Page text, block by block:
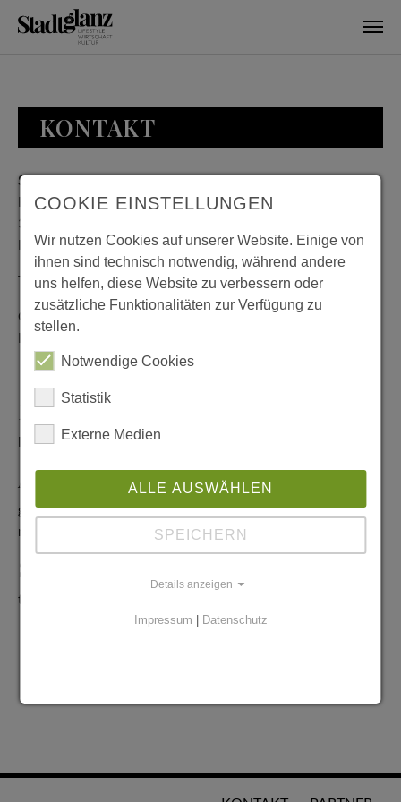
KONTAKT
Stadtglanz / mediaworld GmbH
Bankplatz 8
38100 Braunschweig
Deutschland
Telefon: 0531 482010-20
Geschäftszeiten: Montag bis Donnerstag 08:00 bis 18:00;
Freitag 08:00 bis 15:00
Redaktionelle Anfragen
info@stadtglanz.de
Anzeigen-Service
graen@mediaworldgmbh.deoder
meyer@mediaworldgmbh.de
tipps@stadtglanz.de
COOKIE EINSTELLUNGEN
Wir nutzen Cookies auf unserer Website. Einige von
ihnen sind technisch notwendig, während andere
uns helfen, diese Website zu verbessern oder
zusätzliche Funktionalitäten zur Verfügung zu
stellen.
Notwendige Cookies
Statistik
Externe Medien
ALLE AUSWÄHLEN
SPEICHERN
Details anzeigen
Impressum | Datenschutz